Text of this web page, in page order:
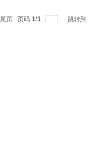
尾页 页码 1/1 跳转到